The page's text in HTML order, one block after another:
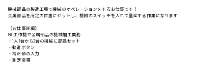
機械部品の製造工場で機械のオペレーションをするお仕事です！
金属部品を所定の位置にセットし、機械のスイッチを入れて量産する作業になります！
【お仕事詳細】
NC工作機で金属部品の機械加工業務
・1人1台から2台の機械に部品セット
・軌道ボタン
・補正値の入力
・測定業務